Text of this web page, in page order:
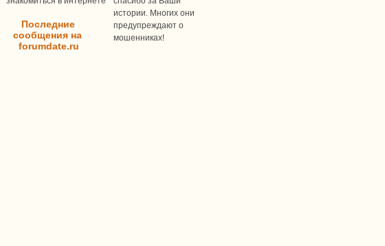
Последние
сообщения на
forumdate.ru
истории. Многих они
предупреждают о
мошенниках!